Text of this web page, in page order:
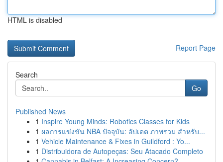
HTML is disabled
Report Page
Search
Go
Published News
1 Inspire Young Minds: Robotics Classes for Kids
1 ผลการแข่งขัน NBA ปัจจุบัน: อัปเดต ภาพรวม สำหรับ...
1 Vehicle Maintenance & Fixes in Guildford : Yo...
1 Distribuidora de Autopeças: Seu Atacado Completo